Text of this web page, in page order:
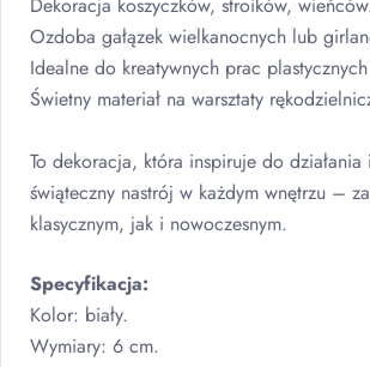
Ozdoba gałązek wielkanocnych lub
Idealne do kreatywnych prac
Świetny materiał na warsztaty
To dekoracja, która inspiruje do
świąteczny nastrój w każdym wnętrzu –
klasycznym, jak i nowoczesnym.
Specyfikacja:
Kolor: biały.
Wymiary: 6 cm.